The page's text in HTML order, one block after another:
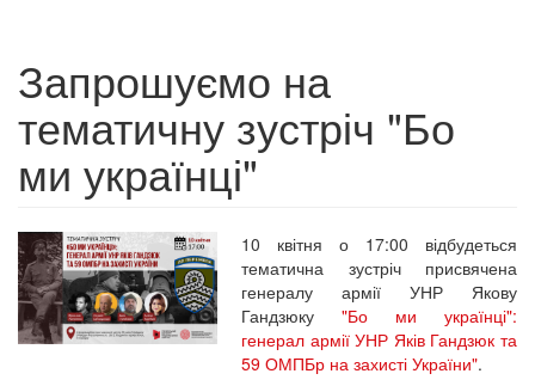
Запрошуємо на
тематичну зустріч "Бо
ми українці"
10 квітня о 17:00 відбудеться
тематична зустріч присвячена
генералу армії УНР Якову
Гандзюку"Бо ми українці":
генерал армії УНР Яків Гандзюк та
59 ОМПБр на захисті України".